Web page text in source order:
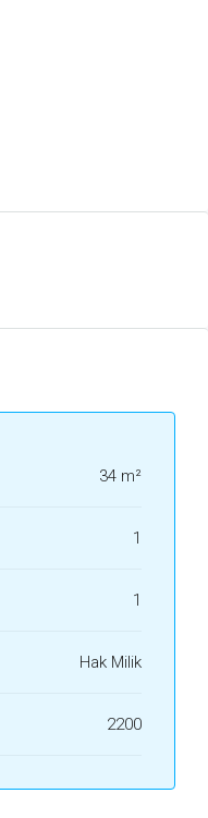
34 m²
1
1
Hak Milik
2200